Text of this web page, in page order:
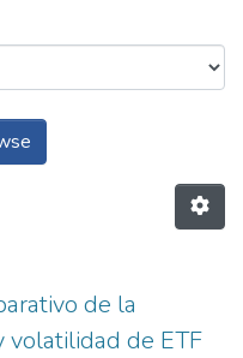
by Title
de la
volatilidad de ETF